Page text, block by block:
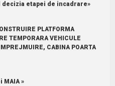
decizia etapei de incadrare»
PLATFORMA
TEMPORARA VEHICULE
CABINA POARTA
MAIA »